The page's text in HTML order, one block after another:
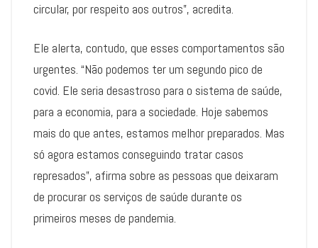
circular, por respeito aos outros”, acredita.
Ele alerta, contudo, que esses comportamentos são
urgentes. “Não podemos ter um segundo pico de
covid. Ele seria desastroso para o sistema de saúde,
para a economia, para a sociedade. Hoje sabemos
mais do que antes, estamos melhor preparados. Mas
só agora estamos conseguindo tratar casos
represados”, afirma sobre as pessoas que deixaram
de procurar os serviços de saúde durante os
primeiros meses de pandemia.